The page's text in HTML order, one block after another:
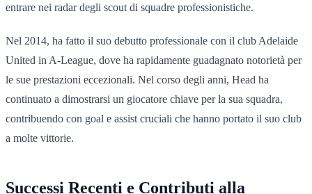
entrare nei radar degli scout di squadre professionistiche.
Nel 2014, ha fatto il suo debutto professionale con il club Adelaide
United in A-League, dove ha rapidamente guadagnato notorietà per
le sue prestazioni eccezionali. Nel corso degli anni, Head ha
continuato a dimostrarsi un giocatore chiave per la sua squadra,
contribuendo con goal e assist cruciali che hanno portato il suo club
a molte vittorie.
Successi Recenti e Contributi alla